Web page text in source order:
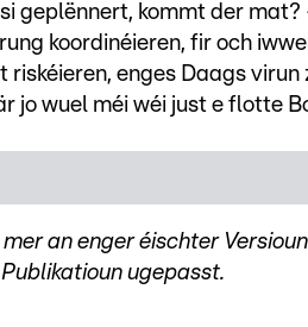
geplënnert, kommt der
koordinéieren, fir och
enges Daags virun
jo wuel méi wéi just e flotte
an enger éischter
ugepasst.